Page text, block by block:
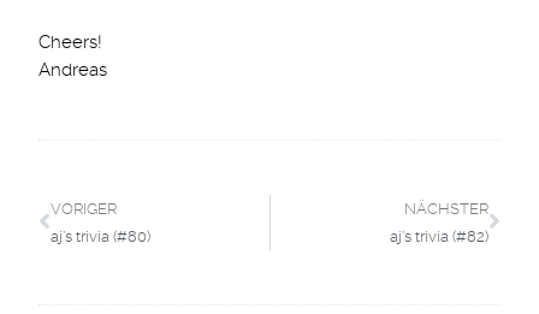
Cheers!
Andreas
VORIGER
aj’s trivia (#80)
NÄCHSTER
aj’s trivia (#82)